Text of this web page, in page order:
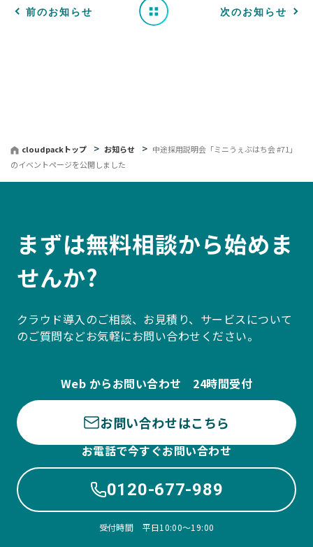
前のお知らせ 一 次のお知らせ
cloudpackトップ お知らせ
中途採用説明会「ミニうぇぶはち会 #71」
のイベントページを公開しました
まずは無料相談から始めま
せんか?
クラウド導入のご相談、お見積り、サービスについて
のご質問などお気軽にお問い合わせください。
Web からお問い合わせ 24時間受付
お問い合わせはこちら
お電話で今すぐお問い合わせ
0120-677-989
受付時間 平日10:00〜19:00